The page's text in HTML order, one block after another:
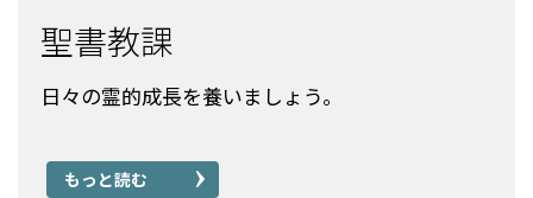
聖書教課
日々の霊的成長を養いましょう。
もっと読む